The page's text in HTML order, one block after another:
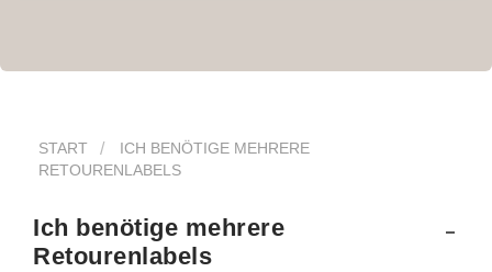
START
ICH BENÖTIGE MEHRERE
RETOURENLABELS
Ich benötige mehrere
Retourenlabels